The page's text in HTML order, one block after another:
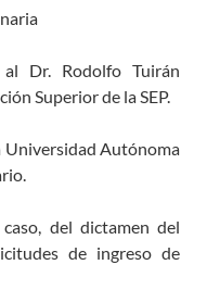
Dr. Rodolfo Tuirán
Superior de la SEP.
Universidad Autónoma
del dictamen del
de ingreso de